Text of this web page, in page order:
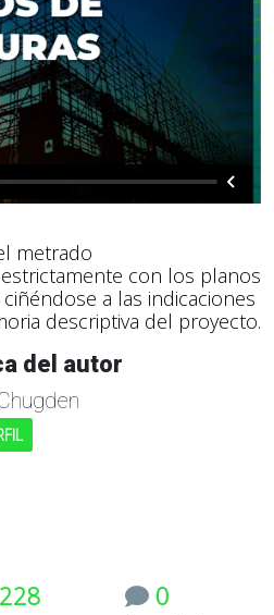
metrado
con los planos
a las indicaciones
descriptiva del proyecto.
del autor
0